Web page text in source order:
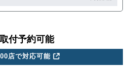
付予約可能
店で対応可能